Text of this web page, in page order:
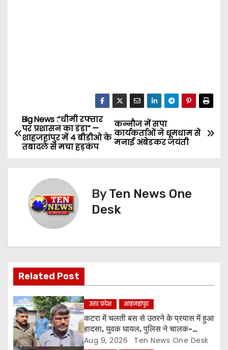
P
o
s
v
g
a
t
कन्नौज में सपा
कार्यकर्ताओं ने धूमधाम से
मनाई अंबेडकर जयंती
Big News :“धीमी रफ्तार
पर प्रशासन का डंडा” —
शाहजहांपुर में 4 बीडीओ के
तबादले से मचा हड़कंप
ByTen News One
Desk
Related Post
उत्तर प्रदेश शाहजहांपुर
कटरा में चलती बस से उतरने के प्रयास में हुआ
हादसा, युवक घायल, पुलिस ने चालक-
परिचालक को पूंछताछ के लिए हिरासत में लिया
Aug 9, 2026 Ten News One Desk